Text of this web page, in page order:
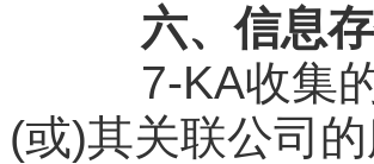
六、信息
7-KA收集的
(或)其关联公司